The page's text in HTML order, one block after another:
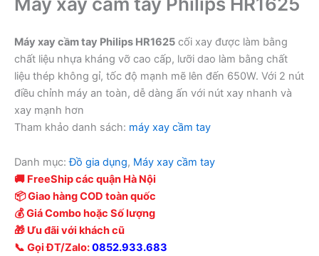
Máy xay cầm tay Philips HR1625 cối xay được làm bằng
chất liệu nhựa kháng vỡ cao cấp, lưỡi dao làm bằng chất
liệu thép không gỉ, tốc độ mạnh mẽ lên đến 650W. Với 2 nút
điều chỉnh máy an toàn, dễ dàng ấn với nút xay nhanh và
xay mạnh hơn
Tham khảo danh sách: máy xay cầm tay
Danh mục:Đồ gia dụng, Máy xay cầm tay
🚚 FreeShip các quận Hà Nội
📦 Giao hàng COD toàn quốc
💰 Giá Combo hoặc Số lượng
🎁 Ưu đãi với khách cũ
📞 Gọi ĐT/Zalo:0852.933.683